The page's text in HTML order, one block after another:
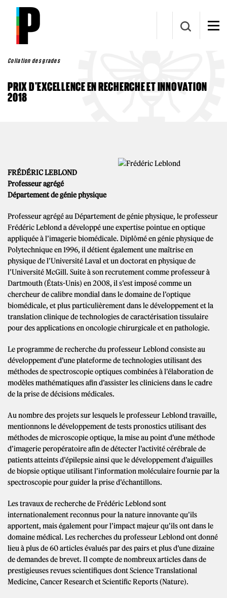
Aller au contenu principal
Collation des grades
PRIX D'EXCELLENCE EN RECHERCHE ET INNOVATION
2018
FRÉDÉRIC LEBLOND
Professeur agrégé
Département de génie physique
Professeur agrégé au Département de génie physique, le professeur
Frédéric Leblond a développé une expertise pointue en optique
appliquée à l’imagerie biomédicale. Diplômé en génie physique de
Polytechnique en 1996, il détient également une maîtrise en
physique de l’Université Laval et un doctorat en physique de
l’Université McGill. Suite à son recrutement comme professeur à
Dartmouth (États-Unis) en 2008, il s’est imposé comme un
chercheur de calibre mondial dans le domaine de l’optique
biomédicale, et plus particulièrement dans le développement et la
translation clinique de technologies de caractérisation tissulaire
pour des applications en oncologie chirurgicale et en pathologie.
Le programme de recherche du professeur Leblond consiste au
développement d’une plateforme de technologies utilisant des
méthodes de spectroscopie optiques combinées à l’élaboration de
modèles mathématiques afin d’assister les cliniciens dans le cadre
de la prise de décisions médicales.
Au nombre des projets sur lesquels le professeur Leblond travaille,
mentionnons le développement de tests pronostics utilisant des
méthodes de microscopie optique, la mise au point d’une méthode
d’imagerie peropératoire afin de détecter l’activité cérébrale de
patients atteints d’épilepsie ainsi que le développement d’aiguilles
de biopsie optique utilisant l’information moléculaire fournie par la
spectroscopie pour guider la prise d’échantillons.
Les travaux de recherche de Frédéric Leblond sont
internationalement reconnus pour la nature innovante qu’ils
apportent, mais également pour l’impact majeur qu’ils ont dans le
domaine médical. Les recherches du professeur Leblond ont donné
lieu à plus de 60 articles évalués par des pairs et plus d’une dizaine
de demandes de brevet. Il compte de nombreux articles dans de
prestigieuses revues scientifiques dont Science Translational
Medicine, Cancer Research et Scientific Reports (Nature).